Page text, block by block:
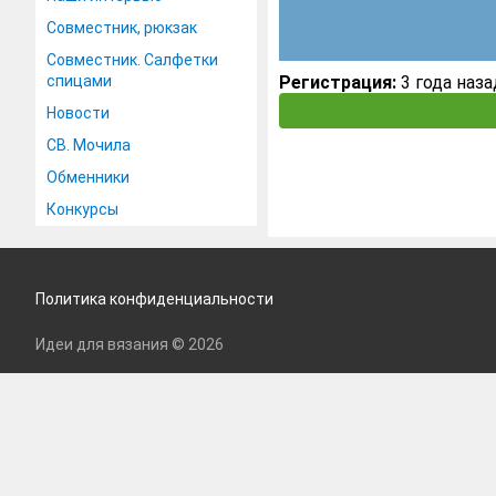
Совместник, рюкзак
Совместник. Салфетки
спицами
Новости
СВ. Мочила
Обменники
Конкурсы
Регистрация: 3 года
Политика конфиденциальности
Идеи для вязания © 2026